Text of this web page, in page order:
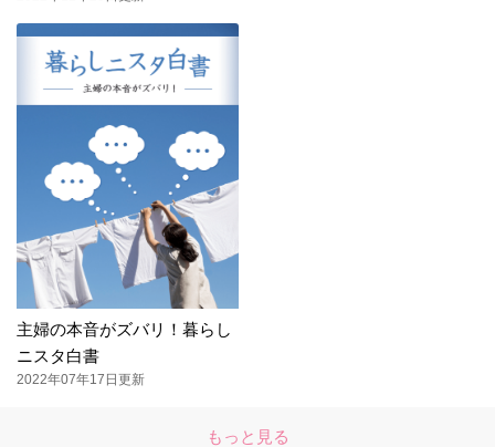
主婦の本音がズバリ！暮らし
ニスタ白書
2022年07年17日更新
もっと見る